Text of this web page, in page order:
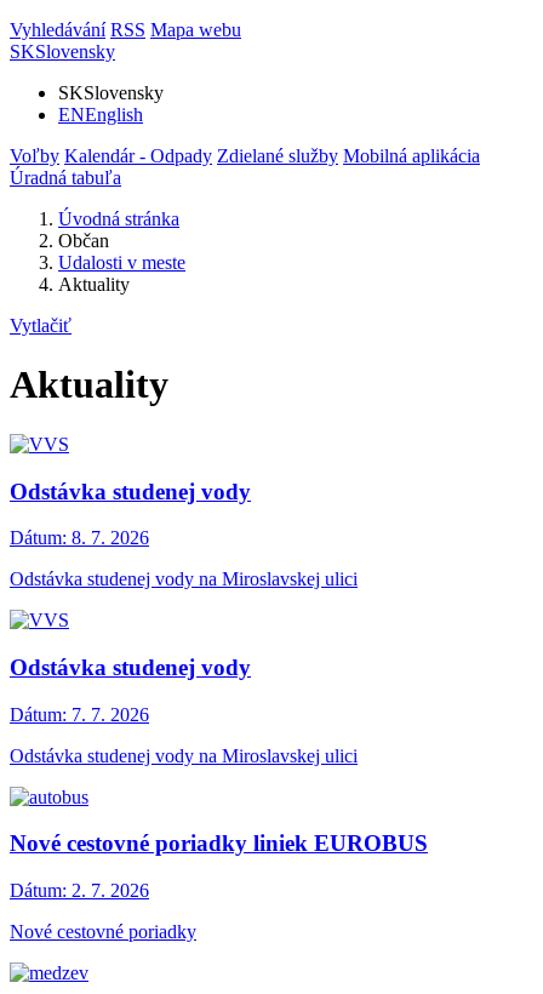
Vyhledávání RSS Mapa webu
SKSlovensky
SKSlovensky
ENEnglish
Voľby Kalendár - Odpady Zdielané služby Mobilná aplikácia
Úradná tabuľa
Úvodná stránka
Občan
Udalosti v meste
Aktuality
Vytlačiť
Aktuality
Odstávka studenej vody
Dátum: 8. 7. 2026
Odstávka studenej vody na Miroslavskej ulici
Odstávka studenej vody
Dátum: 7. 7. 2026
Odstávka studenej vody na Miroslavskej ulici
Nové cestovné poriadky liniek EUROBUS
Dátum: 2. 7. 2026
Nové cestovné poriadky